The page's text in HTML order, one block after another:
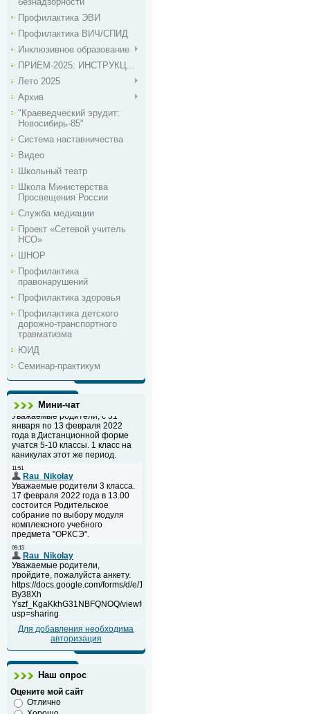
Профилактика ЭВИ
Профилактика ВИЧ/СПИД
Инклюзивное образование
ПРИЕМ-2025: ИНСТРУКЦ...
Лето 2025
Архив
"Краеведческий эрудит:
Новосибирь-85"
Система наставничества
Видео
Школьный театр
Школа Министерства
Просвещения России
Служба медиации
Проект «Сетевой учитель
НСО»
ШНОР
Профилактика
правонарушений
Профилактика здоровья
Профилактика детского
дорожно-транспортного
травматизма
ЮИД
Семинар-практикум
Мини-чат
Для добавления необходима
авторизация
Наш опрос
Оцените мой сайт
Отлично